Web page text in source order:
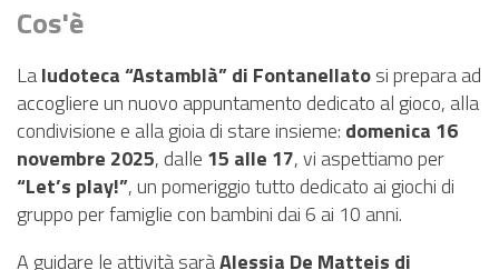
Cos'è
Laludoteca “Astamblà” di Fontanellatosi prepara ad
accogliere un nuovo appuntamento dedicato al gioco, alla
condivisione e alla gioia di stare insieme: domenica 16
novembre 2025, dalle 15 alle 17, vi aspettiamo per
“Let’s play!”, un pomeriggio tutto dedicato ai giochi di
gruppo per famiglie con bambini dai 6 ai 10 anni.
A guidare le attività saràAlessia De Matteis di
CONTATTI